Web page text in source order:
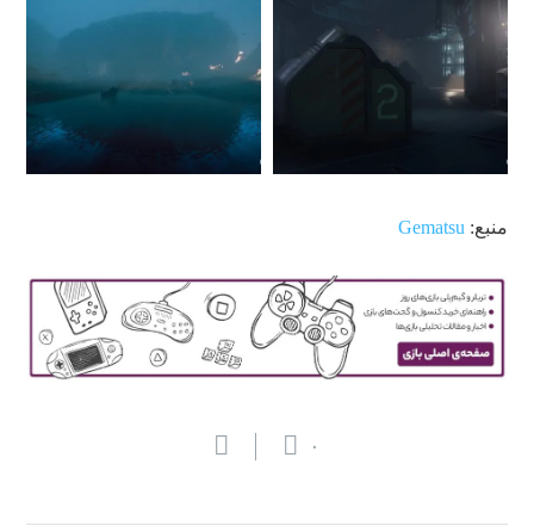
منبع: Gematsu
۰